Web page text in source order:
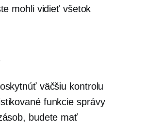
mohli vidieť všetok
väčšiu kontrolu
funkcie správy
budete mať